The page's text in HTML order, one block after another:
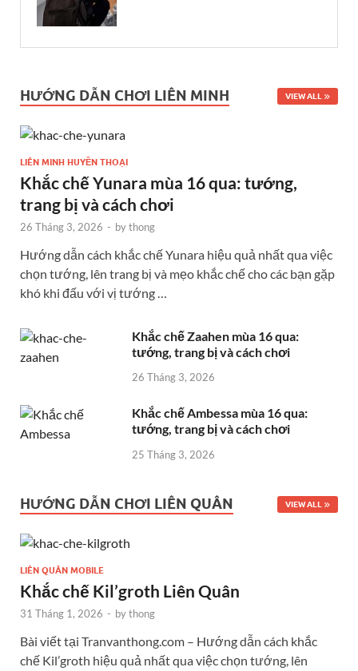
HƯỚNG DẪN CHƠI LIÊN MINH VIEW ALL
LIÊN MINH HUYỀN THOẠI
Khắc chế Yunara mùa 16 qua: tướng,
trang bị và cách chơi
26 Tháng 3, 2026 - bythong
Hướng dẫn cách khắc chế Yunara hiệu quả nhất qua việc
chọn tướng, lên trang bị và mẹo khắc chế cho các bạn gặp
khó khi đấu với vị tướng …
Khắc chế Zaahen mùa 16 qua:
tướng, trang bị và cách chơi
26 Tháng 3, 2026
Khắc chế Ambessa mùa 16 qua:
tướng, trang bị và cách chơi
25 Tháng 3, 2026
HƯỚNG DẪN CHƠI LIÊN QUÂN VIEW ALL
LIÊN QUÂN MOBILE
Khắc chế Kil’groth Liên Quân
31 Tháng 1, 2026 - bythong
Bài viết tại Tranvanthong.com – Hướng dẫn cách khắc
chế Kil’groth hiệu quả nhất qua việc chọn tướng, lên